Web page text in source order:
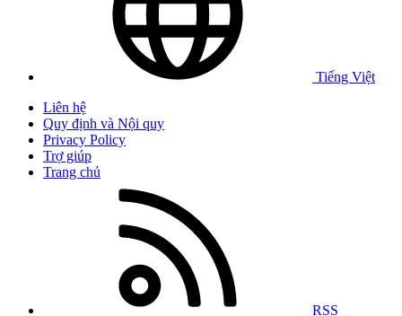
Tiếng Việt
Liên hệ
Quy định và Nội quy
Privacy Policy
Trợ giúp
Trang chủ
RSS